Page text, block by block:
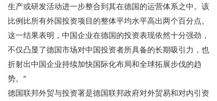
生产或研发活动进一步整合到其在德国的运营体系之中。该
比例比所有外国投资项目的整体平均水平高出两个百分点。
这一结果表明，中国企业在德国的投资表现依然十分强劲，
不仅凸显了德国市场对中国投资者所具备的长期吸引力，也
折射出中国企业持续加快国际化布局和全球拓展步伐的趋
势。"
德国联邦外贸与投资署是德国联邦政府对外贸易和对内引资